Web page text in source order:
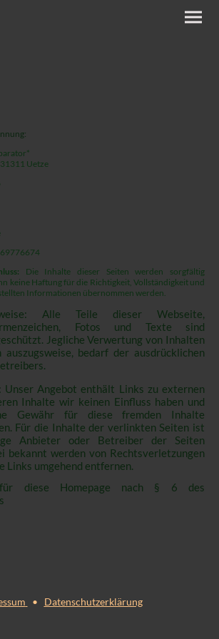
Uetze
Die Inhalte dieser Seiten werden sorgfältig
keine Haftung für die Richtigkeit, Vollständigkeit und
Informationen übernommen werden.
Alle Teile dieser Webseite,
Fotos und Texte sind
Jegliche Verwertung von Inhalten
auszugsweise, bedarf der ausdrücklichen
Unser Angebot enthält Links zu externen
Inhalte wir keinen Einfluss haben und
Gewähr für diese fremden Inhalte
Für die Inhalte der verlinkten Seiten ist
Anbieter oder Betreiber der Seiten
bekannt werden von Rechtsverletzungen
Links umgehend entfernen.
für diese Homepage nach § 6 des
• Datenschutzerklärung